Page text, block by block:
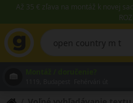
Až 35 € zľava na montáž k novej